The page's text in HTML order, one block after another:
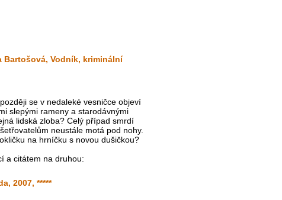
Bartošová, Vodník, kriminální
se v nedaleké vesničce objeví
slepými rameny a starodávnými
lidská zloba? Celý případ smrdí
neustále motá pod nohy.
na hrníčku s novou dušičkou?
a citátem na druhou:
2007, *****